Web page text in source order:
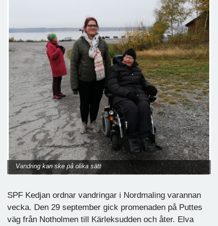
Vandring kan ske på olika sätt
SPF Kedjan ordnar vandringar i Nordmaling varannan
vecka. Den 29 september gick promenaden på Puttes
väg från Notholmen till Kärleksudden och åter. Elva